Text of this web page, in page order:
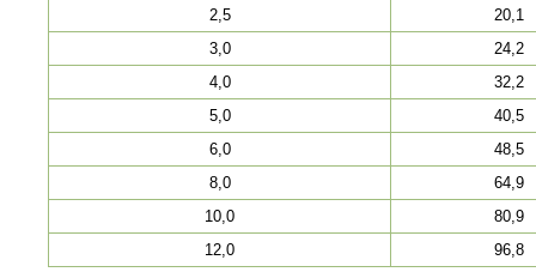
2,5
20,1
3,0
24,2
4,0
32,2
5,0
40,5
6,0
48,5
8,0
64,9
10,0
80,9
12,0
96,8